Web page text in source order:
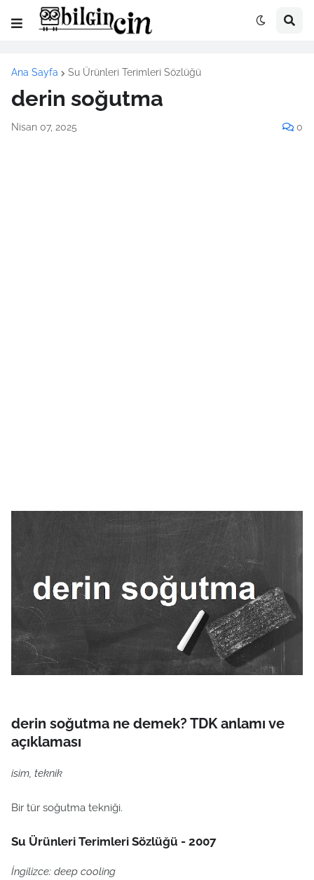
Ana Sayfa Su Ürünleri Terimleri Sözlüğü
derin soğutma
Nisan 07, 2025 0
derin soğutma ne demek? TDK anlamı ve
açıklaması
isim, teknik
Bir tür soğutma tekniği.
Su Ürünleri Terimleri Sözlüğü - 2007
İngilizce: deep cooling